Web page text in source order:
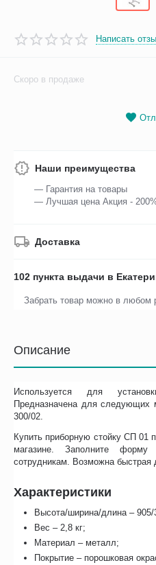
Написать
Скоро в продаже
Наши преимущества
— Гарантия на товары
— Лучшая цена Акция -
Доставка
102 пункта выдачи в
Забрать товар можно в любом
Описание
Используется для
Предназначена для следующих
300/02.
Купить приборную стойку СП 01
магазине. Заполните
сотрудникам. Возможна быстрая
Характеристики
Высота/ширина/длина –
Вес – 2,8 кг;
Материал – металл;
Покрытие – порошковая